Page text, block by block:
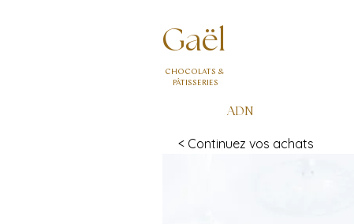
Gaël
CHOCOLATS &
PÂTISSERIES
ADN
< Continuez vos achats